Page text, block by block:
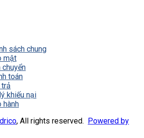
sách chung
mật
chuyển
toán
khiếu nại
hành
, All rights reserved. Powered by